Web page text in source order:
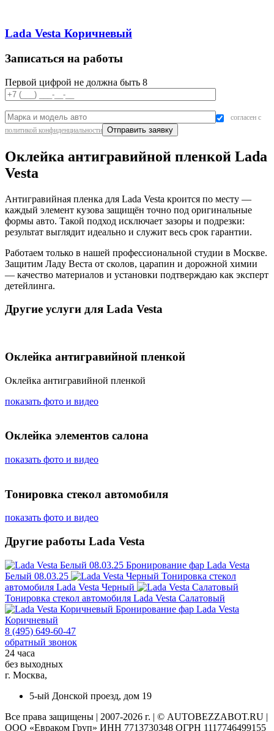
Lada Vesta Коричневый
Записаться на работы
Первой цифрой не должна быть 8
согласен с
политикой конфиденциальности
Оклейка антигравийной пленкой Lada
Vesta
Антигравийная пленка для Lada Vesta кроится по месту —
каждый элемент кузова защищён точно под оригинальные
формы авто. Такой подход исключает зазоры и подрезки:
результат выглядит идеально и служит весь срок гарантии.
Работаем только в нашей профессиональной студии в Москве.
Защитим Ладу Веста от сколов, царапин и дорожной химии
— качество материалов и установки подтверждаю как эксперт
детейлинга.
Другие услуги для Lada Vesta
Оклейка антигравийной пленкой
Оклейка антигравийной пленкой
показать фото и видео
Оклейка элементов салона
показать фото и видео
Тонировка стекол автомобиля
показать фото и видео
Другие работы Lada Vesta
Бронирование фар Lada Vesta
Белый 08.03.25
Тонировка стекол
автомобиля Lada Vesta Черный
Тонировка стекол автомобиля Lada Vesta Салатовый
Бронирование фар Lada Vesta
Коричневый
8 (495) 649-60-47
обратный звонок
24 часа
без выходных
г. Москва,
5-ый Донской проезд, дом 19
Все права защищены | 2007-2026 г. | © AUTOBEZZABOT.RU |
ООО «Евраком Груп» ИНН 7713730348 ОГРН 1117746499155